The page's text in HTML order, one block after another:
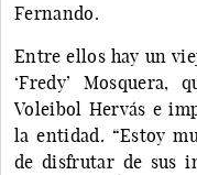
Fernando.
Entre ellos hay un
‘Fredy’ Mosquera,
Voleibol Hervás e
la entidad. “Estoy
de disfrutar de sus